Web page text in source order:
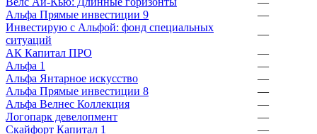
Альфа Прямые инвестиции 9
—
Инвестирую с Альфой: фонд специальных
ситуаций
—
АК Капитал ПРО
—
Альфа 1
—
Альфа Янтарное искусство
—
Альфа Прямые инвестиции 8
—
Альфа Велнес Коллекция
—
Логопарк девелопмент
—
Скайфорт Капитал 1
—